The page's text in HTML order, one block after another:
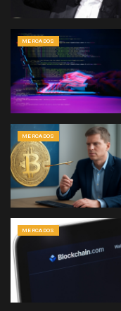
MERCADOS
MERCADOS
MERCADOS